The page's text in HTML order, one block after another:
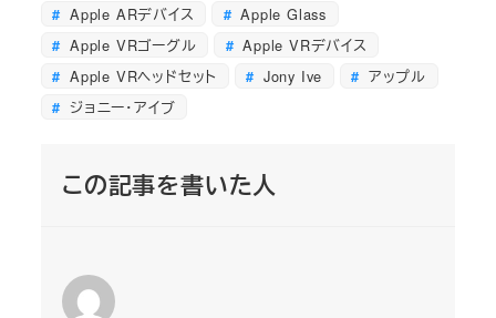
Apple ARデバイス
Apple Glass
Apple VRゴーグル
Apple VRデバイス
Apple VRヘッドセット
Jony Ive
アップル
ジョニー・アイブ
この記事を書いた人